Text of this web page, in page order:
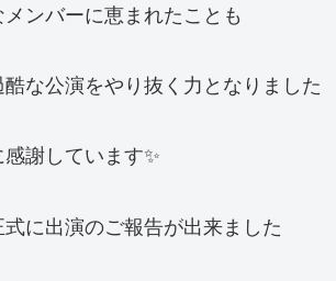
ンバーに恵まれたことも
酷な公演をやり抜く力となりました
謝しています✨
に出演のご報告が出来ました